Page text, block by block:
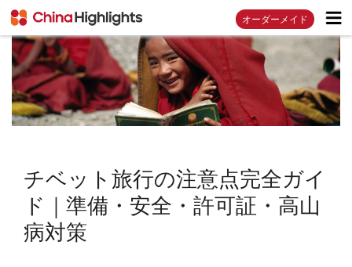
オーダーメイド
チベット旅行の注意点完全ガイ
ド｜準備・安全・許可証・高山
病対策